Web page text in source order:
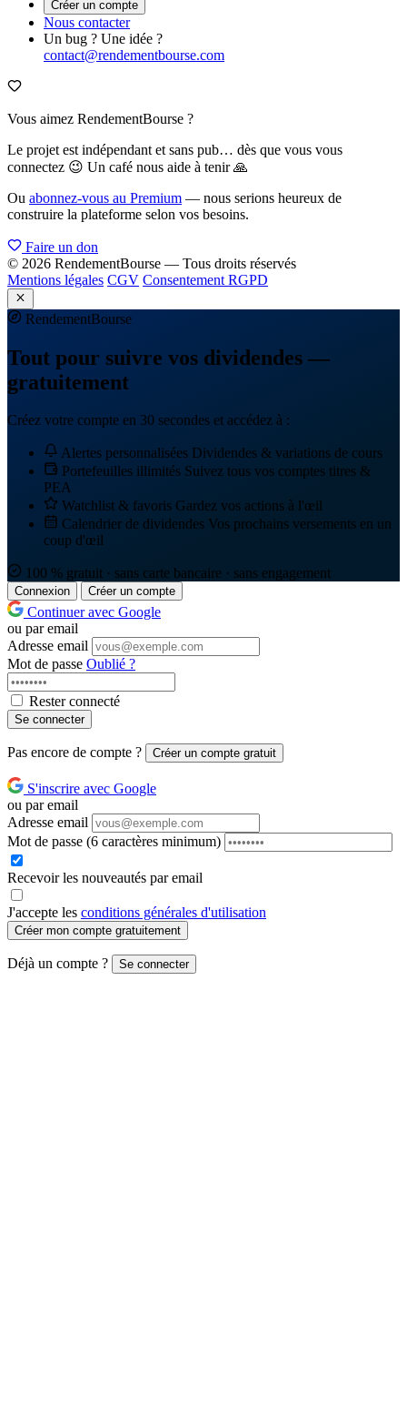
Créer un compte
Nous contacter
Un bug ? Une idée ?
contact@rendementbourse.com
Vous aimez RendementBourse ?
Le projet est indépendant et sans pub… dès que vous vous
connectez 😉 Un café nous aide à tenir 🙏
Ou abonnez-vous au Premium — nous serions heureux de
construire la plateforme selon vos besoins.
Faire un don
© 2026 RendementBourse — Tous droits réservés
Mentions légales CGV Consentement RGPD
RendementBourse
Tout pour suivre vos dividendes —
gratuitement
Créez votre compte en 30 secondes et accédez à :
Alertes personnalisées Dividendes & variations de cours
Portefeuilles illimités Suivez tous vos comptes titres &
PEA
Watchlist & favoris Gardez vos actions à l'œil
Calendrier de dividendes Vos prochains versements en un
coup d'œil
100 % gratuit · sans carte bancaire · sans engagement
Connexion Créer un compte
Continuer avec Google
ou par email
Adresse email
Mot de passe Oublié ?
Rester connecté
Se connecter
Pas encore de compte ? Créer un compte gratuit
S'inscrire avec Google
ou par email
Adresse email
Mot de passe (6 caractères minimum)
Recevoir les nouveautés par email
J'accepte les conditions générales d'utilisation
Créer mon compte gratuitement
Déjà un compte ? Se connecter